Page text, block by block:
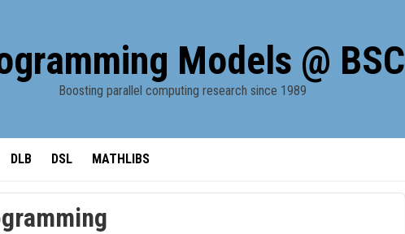
Models @ BSC
Boosting parallel computing research since 1989
DLB DSL MATHLIBS